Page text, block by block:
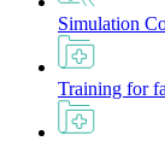
Simulation
Training for